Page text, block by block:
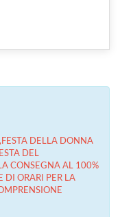
DELLA DONNA
DEL
CONSEGNA AL 100%
DI ORARI PER LA